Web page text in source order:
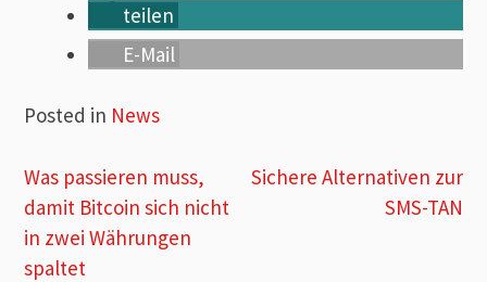
teilen
E-Mail
Posted in News
Beitragsnavigation
Was passieren muss,
damit Bitcoin sich nicht
in zwei Währungen
spaltet
Sichere Alternativen zur
SMS-TAN